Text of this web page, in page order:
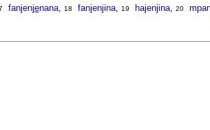
fanjenjenana, 18 fanjenjina, 19 hajenjina, 20